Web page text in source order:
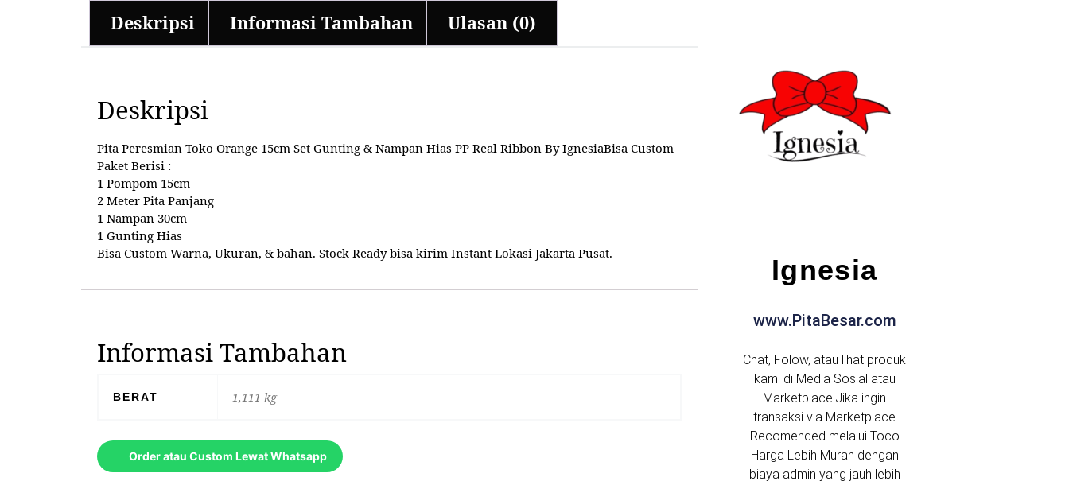
Deskripsi Informasi Tambahan Ulasan (0)
Deskripsi
Pita Peresmian Toko Orange 15cm Set Gunting & Nampan Hias PP Real Ribbon By IgnesiaBisa Custom
Paket Berisi :
1 Pompom 15cm
2 Meter Pita Panjang
1 Nampan 30cm
1 Gunting Hias
Bisa Custom Warna, Ukuran, & bahan. Stock Ready bisa kirim Instant Lokasi Jakarta Pusat.
Informasi Tambahan
BERAT 1,111 kg
Order atau Custom Lewat Whatsapp
Ignesia
www.PitaBesar.com
Chat, Folow, atau lihat produk
kami di Media Sosial atau
Marketplace.Jika ingin
transaksi via Marketplace
Recomended melalui Toco
Harga Lebih Murah dengan
biaya admin yang jauh lebih